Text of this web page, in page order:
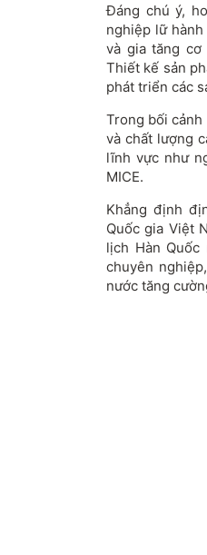
Đáng chú ý,
nghiệp lữ
và gia tăng
Thiết kế sản
phát triển các
Trong bối
và chất lượng
lĩnh vực như
MICE.
Khẳng định
Quốc gia Việt
lịch Hàn
chuyên
nước tăng